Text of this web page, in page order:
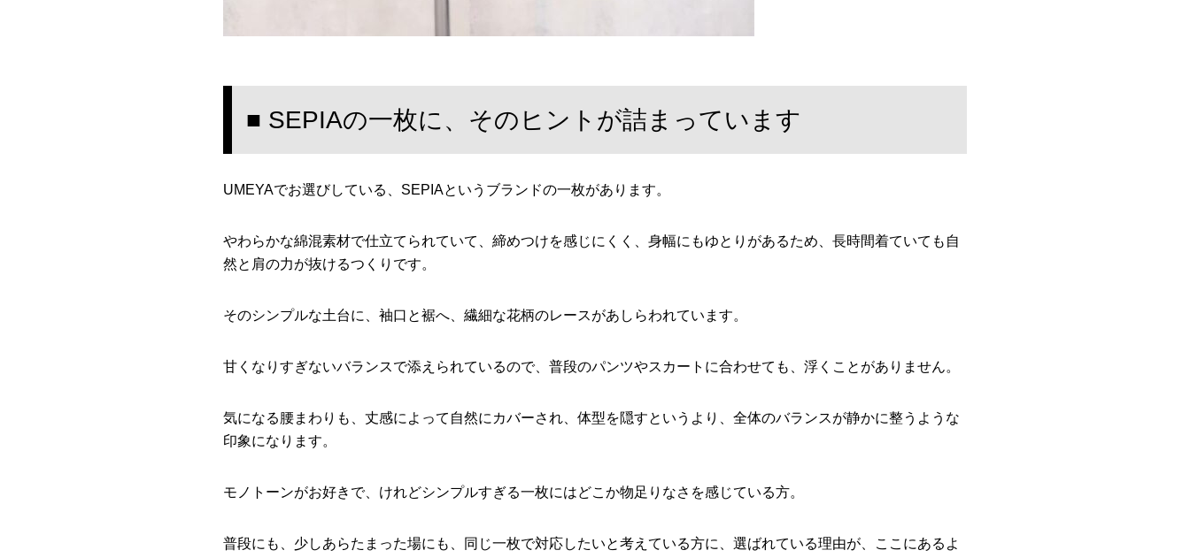
■ SEPIAの一枚に、そのヒントが詰まっています
UMEYAでお選びしている、SEPIAというブランドの一枚があります。
やわらかな綿混素材で仕立てられていて、締めつけを感じにくく、身幅にもゆとりがあるため、長時間着ていても自
然と肩の力が抜けるつくりです。
そのシンプルな土台に、袖口と裾へ、繊細な花柄のレースがあしらわれています。
甘くなりすぎないバランスで添えられているので、普段のパンツやスカートに合わせても、浮くことがありません。
気になる腰まわりも、丈感によって自然にカバーされ、体型を隠すというより、全体のバランスが静かに整うような
印象になります。
モノトーンがお好きで、けれどシンプルすぎる一枚にはどこか物足りなさを感じている方。
普段にも、少しあらたまった場にも、同じ一枚で対応したいと考えている方に、選ばれている理由が、ここにあるよ